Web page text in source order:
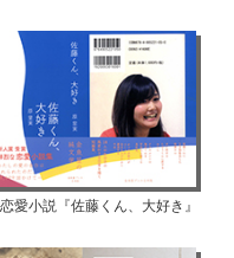
愛小説『佐藤くん、大好き』